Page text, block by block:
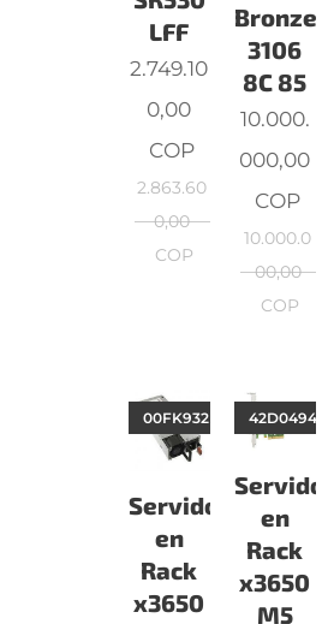
LFF
2.749.10
0,00
COP
2.863.60
0,00
COP
Bronze
3106
8C 85
10.000.
000,00
COP
10.000.0
00,00
COP
Servidor
en
Rack
x3650
00FK932
Servidor
en
Rack
x3650
M5
42D0494